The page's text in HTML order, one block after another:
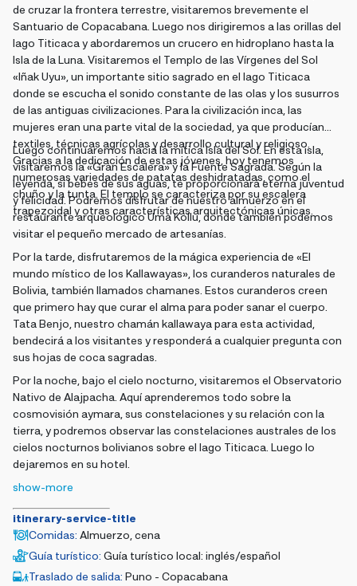
de cruzar la frontera terrestre, visitaremos brevemente el
Santuario de Copacabana. Luego nos dirigiremos a las orillas del
lago Titicaca y abordaremos un crucero en hidroplano hasta la
Isla de la Luna. Visitaremos el Templo de las Vírgenes del Sol
«Iñak Uyu», un importante sitio sagrado en el lago Titicaca
donde se escucha el sonido constante de las olas y los susurros
de las antiguas civilizaciones. Para la civilización inca, las
mujeres eran una parte vital de la sociedad, ya que producían
textiles, técnicas agrícolas y desarrollo cultural y religioso.
Gracias a la dedicación de estas jóvenes, hoy tenemos
numerosas variedades de patatas deshidratadas, como el
chuño y la tunta. El templo se caracteriza por su escalera
trapezoidal y otras características arquitectónicas únicas.
Luego continuaremos hacia la mítica Isla del Sol. En esta isla,
visitaremos la «Gran Escalera» y la Fuente Sagrada. Según la
leyenda, si bebes de sus aguas, te proporcionará eterna juventud
y felicidad. Podremos disfrutar de nuestro almuerzo en el
restaurante arqueológico Uma Kollu, donde también podemos
visitar el pequeño mercado de artesanías.
Por la tarde, disfrutaremos de la mágica experiencia de «El
mundo místico de los Kallawayas», los curanderos naturales de
Bolivia, también llamados chamanes. Estos curanderos creen
que primero hay que curar el alma para poder sanar el cuerpo.
Tata Benjo, nuestro chamán kallawaya para esta actividad,
bendecirá a los visitantes y responderá a cualquier pregunta con
sus hojas de coca sagradas.
Por la noche, bajo el cielo nocturno, visitaremos el Observatorio
Nativo de Alajpacha. Aquí aprenderemos todo sobre la
cosmovisión aymara, sus constelaciones y su relación con la
tierra, y podremos observar las constelaciones australes de los
cielos nocturnos bolivianos sobre el lago Titicaca. Luego lo
dejaremos en su hotel.
show-more
itinerary-service-title
Comidas: Almuerzo, cena
Guía turístico: Guía turístico local: inglés/español
Traslado de salida: Puno - Copacabana